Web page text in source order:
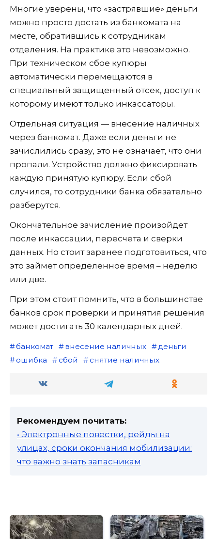
Многие уверены, что «застрявшие» деньги
можно просто достать из банкомата на
месте, обратившись к сотрудникам
отделения. На практике это невозможно.
При техническом сбое купюры
автоматически перемещаются в
специальный защищенный отсек, доступ к
которому имеют только инкассаторы.
Отдельная ситуация — внесение наличных
через банкомат. Даже если деньги не
зачислились сразу, это не означает, что они
пропали. Устройство должно фиксировать
каждую принятую купюру. Если сбой
случился, то сотрудники банка обязательно
разберутся.
Окончательное зачисление произойдет
после инкассации, пересчета и сверки
данных. Но стоит заранее подготовиться, что
это займет определенное время – неделю
или две.
При этом стоит помнить, что в большинстве
банков срок проверки и принятия решения
может достигать 30 календарных дней.
банкомат внесение наличных
деньги
ошибка
сбой снятие наличных
Рекомендуем почитать:
• Электронные повестки, рейды на
улицах, сроки окончания мобилизации:
что важно знать запасникам